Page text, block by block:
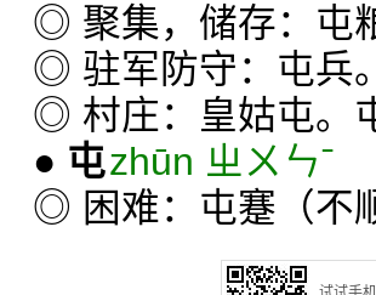
◎ 聚集，储存：屯
◎ 驻军防守：屯兵
◎ 村庄：皇姑屯。
● 屯zhūn ㄓㄨㄣˉ
◎ 困难：屯蹇（不